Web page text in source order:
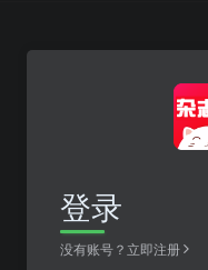
登录
没有账号？立即注册